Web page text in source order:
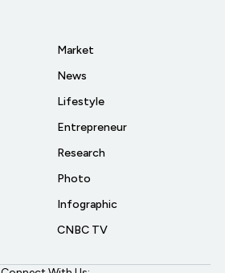
Market
News
Lifestyle
Entrepreneur
Research
Photo
Infographic
CNBC TV